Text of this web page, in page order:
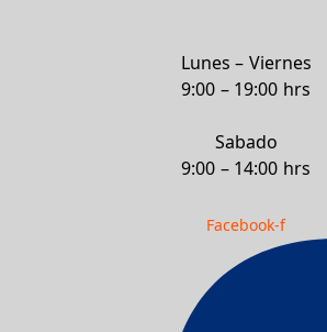
Lunes – Viernes
9:00 – 19:00 hrs
Sabado
9:00 – 14:00 hrs
Facebook-f